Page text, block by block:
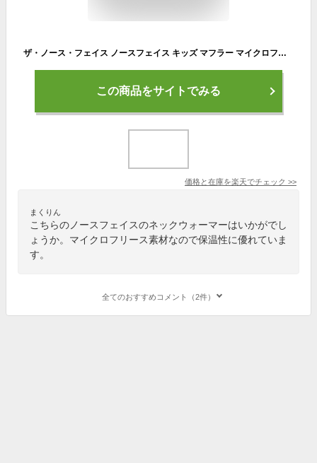
ザ・ノース・フェイス ノースフェイス キッズ マフラー マイクロフリースネックゲイター Kids’ Micro Fleece Neck Gaiter ブラック NNJ72300 K ネックウォーマー スヌード 子供 子ども 防寒 おしゃれ 通学
この商品をサイトでみる
価格と在庫を楽天でチェック >>
まくりん
こちらのノースフェイスのネックウォーマーはいかがでし
ょうか。マイクロフリース素材なので保温性に優れていま
す。
全てのおすすめコメント（2件）